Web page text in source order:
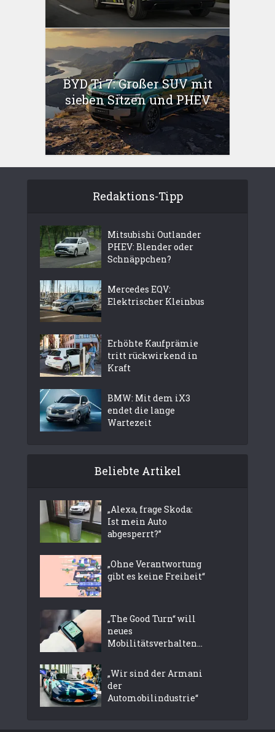
BYD Ti 7: Großer SUV mit
sieben Sitzen und PHEV
Redaktions-Tipp
Mitsubishi Outlander
PHEV: Blender oder
Schnäppchen?
Mercedes EQV:
Elektrischer Kleinbus
Erhöhte Kaufprämie
tritt rückwirkend in
Kraft
BMW: Mit dem iX3
endet die lange
Wartezeit
Beliebte Artikel
„Alexa, frage Skoda:
Ist mein Auto
abgesperrt?”
„Ohne Verantwortung
gibt es keine Freiheit“
„The Good Turn“ will
neues
Mobilitätsverhalten...
„Wir sind der Armani
der
Automobilindustrie“